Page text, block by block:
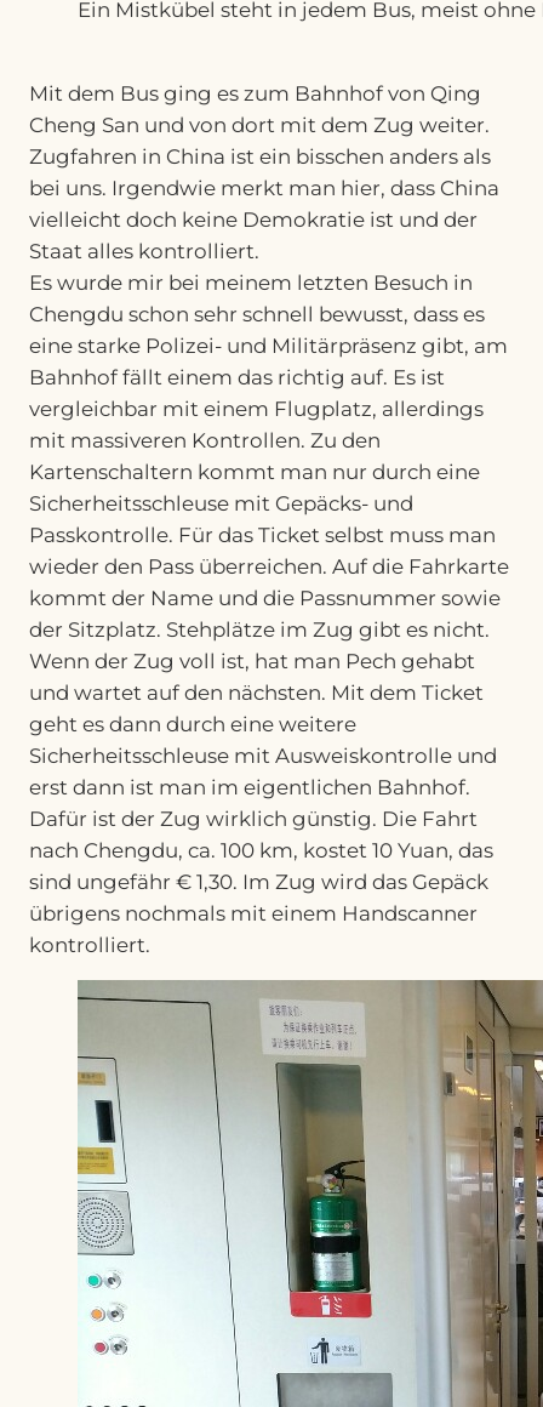
Ein Mistkübel steht in jedem Bus, meist ohne
Mit dem Bus ging es zum Bahnhof von Qing
Cheng San und von dort mit dem Zug weiter.
Zugfahren in China ist ein bisschen anders als
bei uns. Irgendwie merkt man hier, dass China
vielleicht doch keine Demokratie ist und der
Staat alles kontrolliert.
Es wurde mir bei meinem letzten Besuch in
Chengdu schon sehr schnell bewusst, dass es
eine starke Polizei- und Militärpräsenz gibt, am
Bahnhof fällt einem das richtig auf. Es ist
vergleichbar mit einem Flugplatz, allerdings
mit massiveren Kontrollen. Zu den
Kartenschaltern kommt man nur durch eine
Sicherheitsschleuse mit Gepäcks- und
Passkontrolle. Für das Ticket selbst muss man
wieder den Pass überreichen. Auf die Fahrkarte
kommt der Name und die Passnummer sowie
der Sitzplatz. Stehplätze im Zug gibt es nicht.
Wenn der Zug voll ist, hat man Pech gehabt
und wartet auf den nächsten. Mit dem Ticket
geht es dann durch eine weitere
Sicherheitsschleuse mit Ausweiskontrolle und
erst dann ist man im eigentlichen Bahnhof.
Dafür ist der Zug wirklich günstig. Die Fahrt
nach Chengdu, ca. 100 km, kostet 10 Yuan, das
sind ungefähr € 1,30. Im Zug wird das Gepäck
übrigens nochmals mit einem Handscanner
kontrolliert.